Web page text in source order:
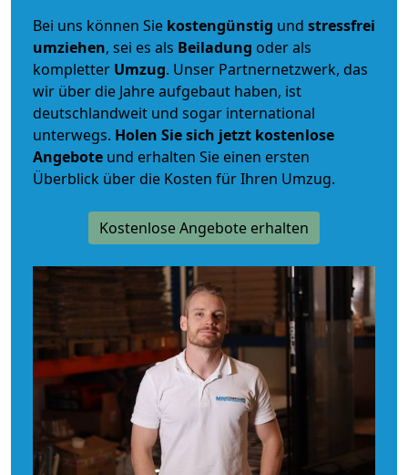
Bei uns können Sie kostengünstig und stressfrei
umziehen, sei es als Beiladung oder als
kompletter Umzug. Unser Partnernetzwerk, das
wir über die Jahre aufgebaut haben, ist
deutschlandweit und sogar international
unterwegs. Holen Sie sich jetzt kostenlose
Angebote und erhalten Sie einen ersten
Überblick über die Kosten für Ihren Umzug.
Kostenlose Angebote erhalten